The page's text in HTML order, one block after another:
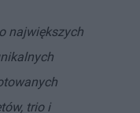
największych
trio i